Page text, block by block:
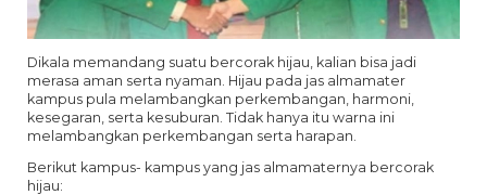
Dikala memandang suatu bercorak hijau, kalian bisa jadi
merasa aman serta nyaman. Hijau pada jas almamater
kampus pula melambangkan perkembangan, harmoni,
kesegaran, serta kesuburan. Tidak hanya itu warna ini
melambangkan perkembangan serta harapan.
Berikut kampus- kampus yang jas almamaternya bercorak
hijau: